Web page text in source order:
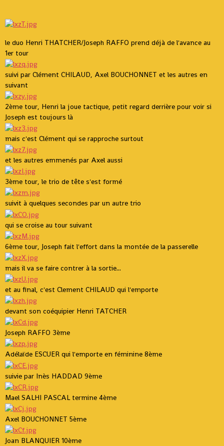
le duo Henri THATCHER/Joseph RAFFO prend déjà de l'avance au
1er tour
suivi par Clément CHILAUD, Axel BOUCHONNET et les autres en
suivant
2ème tour, Henri la joue tactique, petit regard derrière pour voir si
Joseph est toujours là
mais c'est Clément qui se rapproche surtout
et les autres emmenés par Axel aussi
3ème tour, le trio de tête s'est formé
suivit à quelques secondes par un autre trio
qui se croise au tour suivant
6ème tour, Joseph fait l'effort dans la montée de la passerelle
mais il va se faire contrer à la sortie...
et au final, c'est Clement CHILAUD qui l'emporte
devant son coéquipier Henri TATCHER
Joseph RAFFO 3ème
Adélaïde ESCUER qui l'emporte en féminine 8ème
suivie par Inès HADDAD 9ème
Mael SALHI PASCAL termine 4ème
Axel BOUCHONNET 5ème
Joan BLANQUIER 10ème